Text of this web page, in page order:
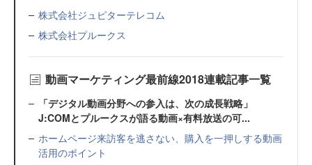
株式会社ジュピターテレコム
株式会社プルークス
動画マーケティング最前線2018連載記事一覧
「デジタル動画分野への参入は、次の成長戦略」
J:COMとプルークスが語る動画×有料放送の可...
ホームページ来訪客を逃さない、購入を一押しする動画
活用のポイント